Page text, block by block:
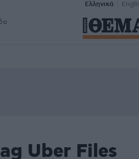
Ελληνικά
Uber Files